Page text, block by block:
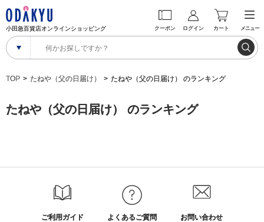
小田急百貨店オンラインショッピング クーポン ログイン カート メニュー
TOP たねや（父の日届け） たねや（父の日届け） のランキング
たねや（父の日届け） のランキング
ご利用ガイド よくあるご質問 お問い合わせ